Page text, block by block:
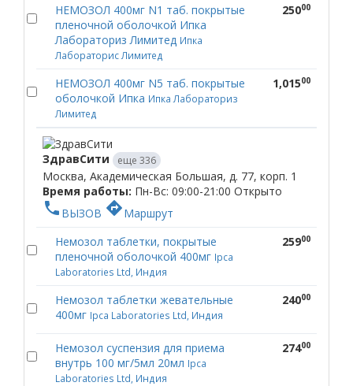
НЕМОЗОЛ 400мг N1 таб. покрытые
пленочной оболочкой Ипка
Лабораториз Лимитед Ипка
Лабораторис Лимитед
25000
НЕМОЗОЛ 400мг N5 таб. покрытые
оболочкой Ипка Ипка Лабораториз
Лимитед
1,01500
ЗдравСити еще 336
Москва, Академическая Большая, д. 77, корп. 1
Время работы: Пн-Вс: 09:00-21:00 Открыто
phone ВЫЗОВ directionsМаршрут
Немозол таблетки, покрытые
пленочной оболочкой 400мг Ipca
Laboratories Ltd, Индия
25900
Немозол таблетки жевательные
400мг Ipca Laboratories Ltd, Индия
24000
Немозол суспензия для приема
внутрь 100 мг/5мл 20мл Ipca
Laboratories Ltd, Индия
27400